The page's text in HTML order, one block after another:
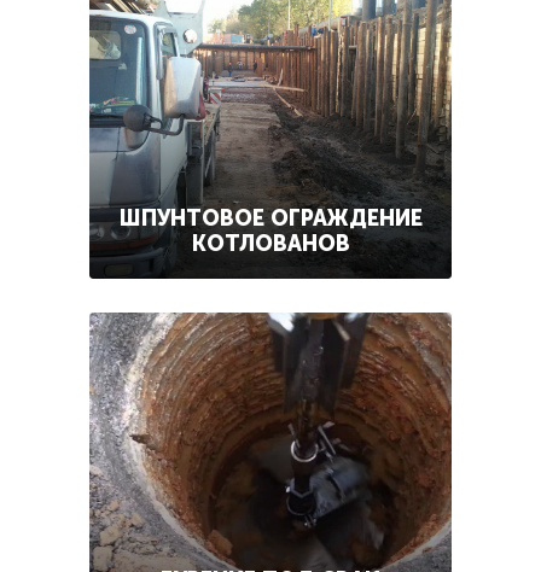
ШПУНТОВОЕ ОГРАЖДЕНИЕ
КОТЛОВАНОВ